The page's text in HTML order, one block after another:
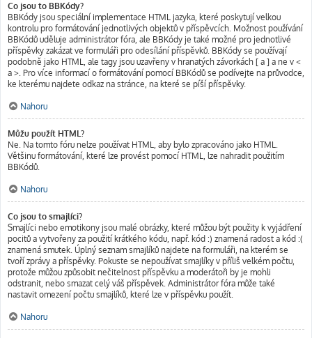
Co jsou to BBKódy?
BBKódy jsou speciální implementace HTML jazyka, které poskytují velkou
kontrolu pro formátování jednotlivých objektů v příspěvcích. Možnost používání
BBKódů uděluje administrátor fóra, ale BBKódy je také možné pro jednotlivé
příspěvky zakázat ve formuláři pro odesílání příspěvků. BBKódy se používají
podobně jako HTML, ale tagy jsou uzavřeny v hranatých závorkách [ a ] a ne v <
a >. Pro více informací o formátování pomocí BBKódů se podívejte na průvodce,
ke kterému najdete odkaz na stránce, na které se píší příspěvky.
Nahoru
Můžu použít HTML?
Ne. Na tomto fóru nelze používat HTML, aby bylo zpracováno jako HTML.
Většinu formátování, které lze provést pomocí HTML, lze nahradit použitím
BBKódů.
Nahoru
Co jsou to smajlíci?
Smajlíci nebo emotikony jsou malé obrázky, které můžou být použity k vyjádření
pocitů a vytvořeny za použití krátkého kódu, např. kód :) znamená radost a kód :(
znamená smutek. Úplný seznam smajlíků najdete na formuláři, na kterém se
tvoří zprávy a příspěvky. Pokuste se nepoužívat smajlíky v příliš velkém počtu,
protože můžou způsobit nečitelnost příspěvku a moderátoři by je mohli
odstranit, nebo smazat celý váš příspěvek. Administrátor fóra může také
nastavit omezení počtu smajlíků, které lze v příspěvku použít.
Nahoru